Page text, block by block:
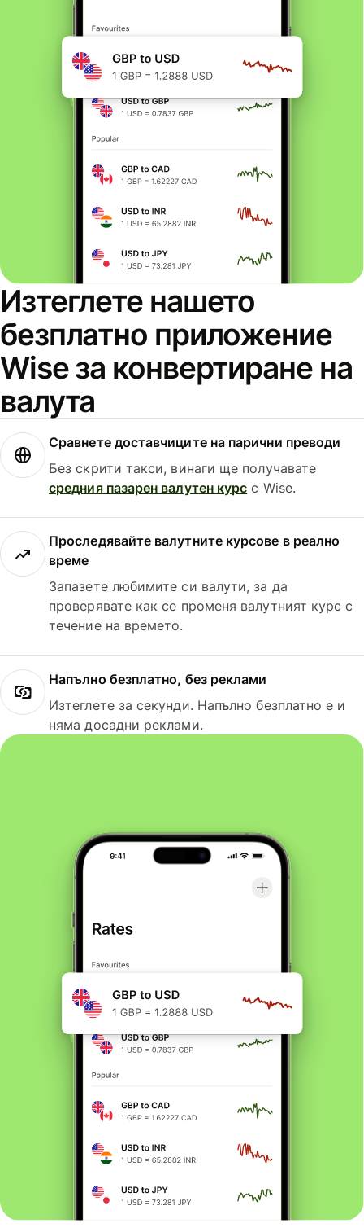
Изтеглете нашето
безплатно приложение
Wise за конвертиране на
валута
Сравнете доставчиците на парични преводи
Без скрити такси, винаги ще получавате
средния пазарен валутен курс с Wise.
Проследявайте валутните курсове в реално
време
Запазете любимите си валути, за да
проверявате как се променя валутният курс с
течение на времето.
Напълно безплатно, без реклами
Изтеглете за секунди. Напълно безплатно е и
няма досадни реклами.